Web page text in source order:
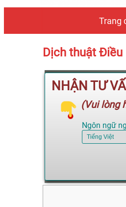
Trang
Dịch thuật Điều
NHẬN TƯ
(Vui lòng
Ngôn ngữ